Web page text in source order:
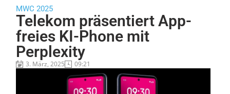
MWC 2025
Telekom präsentiert App-
freies KI-Phone mit
Perplexity
3. März, 2025 09:21